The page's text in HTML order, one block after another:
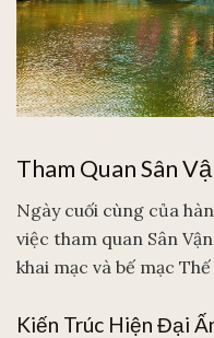
Tham Quan Sân
Ngày cuối cùng của
việc tham quan Sân
khai mạc và bế mạc
Kiến Trúc Hiện Đại